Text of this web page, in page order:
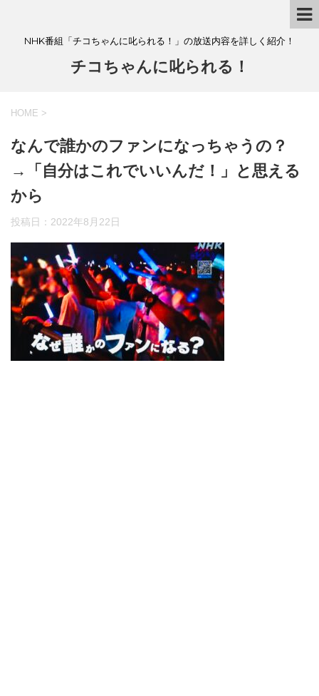
NHK番組「チコちゃんに叱られる！」の放送内容を詳しく紹介！
チコちゃんに叱られる！
HOME >
なんで誰かのファンになっちゃうの？
→「自分はこれでいいんだ！」と思える
から
投稿日： 2022年8月22日